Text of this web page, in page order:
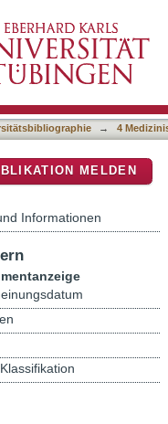
of HAV
using
→ 4
MELDEN
Informationen